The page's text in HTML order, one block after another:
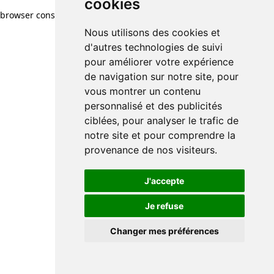
cookies
Nous utilisons des cookies et
d'autres technologies de suivi
pour améliorer votre expérience
de navigation sur notre site, pour
vous montrer un contenu
personnalisé et des publicités
ciblées, pour analyser le trafic de
notre site et pour comprendre la
provenance de nos visiteurs.
J'accepte
Je refuse
Changer mes préférences
browser console for more information)